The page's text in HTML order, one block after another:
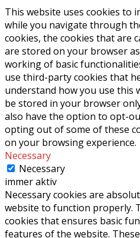
This website uses cookies to
while you navigate through
cookies, the cookies that are
are stored on your browser
working of basic
use third-party cookies that
understand how you use this
be stored in your browser
also have the option to opt-
opting out of some of these
on your browsing experience.
Necessary
Necessary
immer aktiv
Necessary cookies are
website to function properly.
cookies that ensures basic
features of the website.